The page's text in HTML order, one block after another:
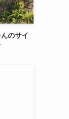
のサイ